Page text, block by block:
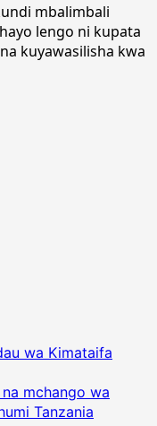
mbalimbali
lengo ni kupata
kuyawasilisha kwa
wa Kimataifa
mchango wa
Tanzania